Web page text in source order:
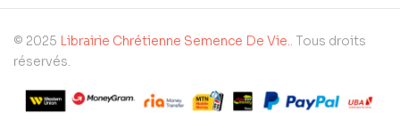
© 2025 Librairie Chrétienne Semence De Vie. . Tous droits
réservés.